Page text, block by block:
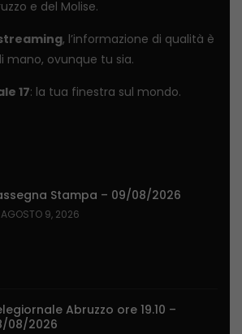
e del Molise.
, l’informazione di qualità è
mano, ovunque tu sia.
17: la tua finestra sul mondo.
Stampa – 09/08/2026
AGOSTO 9, 2026
Abruzzo ore 19.10 –
08/2026